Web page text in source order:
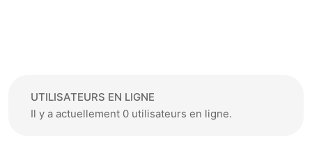
UTILISATEURS EN LIGNE
Il y a actuellement 0 utilisateurs en ligne.